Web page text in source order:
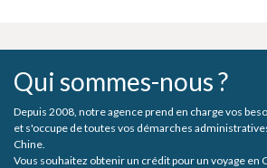
Qui sommes-nous ?
Depuis 2008, notre agence prend en charge vos
et s'occupe de toutes vos démarches
Chine.
Vous souhaitez obtenir un crédit pour un voyage en